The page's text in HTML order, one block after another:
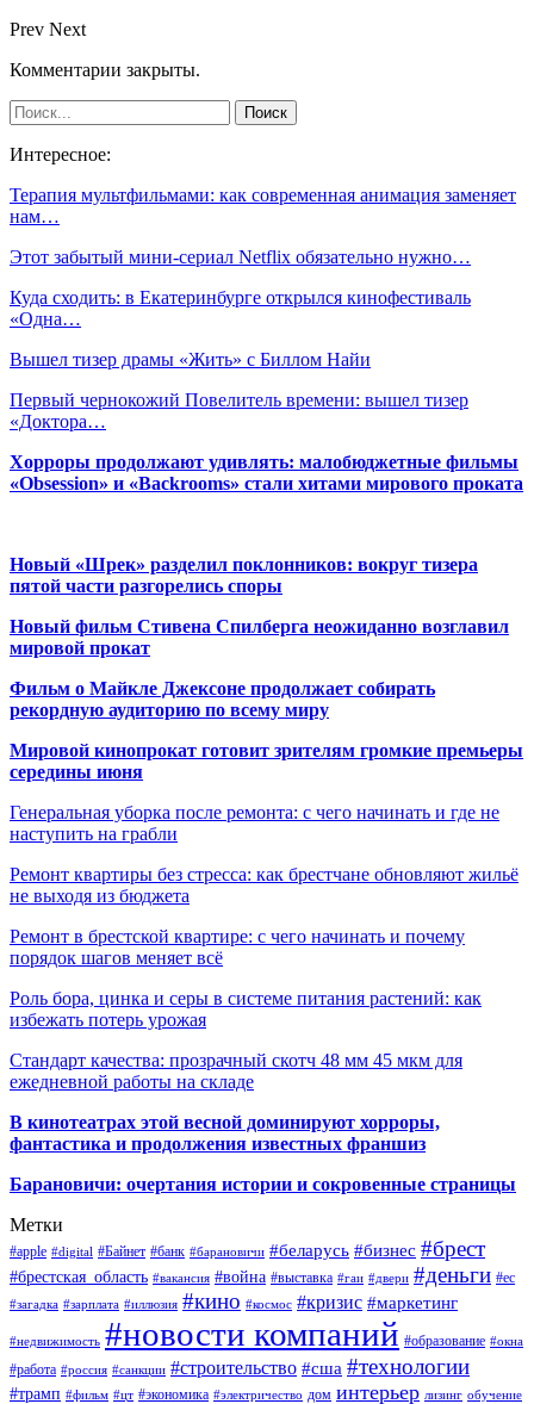
Prev Next
Комментарии закрыты.
Интересное:
Терапия мультфильмами: как современная анимация заменяет
нам…
Этот забытый мини-сериал Netflix обязательно нужно…
Куда сходить: в Екатеринбурге открылся кинофестиваль
«Одна…
Вышел тизер драмы «Жить» с Биллом Найи
Первый чернокожий Повелитель времени: вышел тизер
«Доктора…
Хорроры продолжают удивлять: малобюджетные фильмы
«Obsession» и «Backrooms» стали хитами мирового проката
Новый «Шрек» разделил поклонников: вокруг тизера
пятой части разгорелись споры
Новый фильм Стивена Спилберга неожиданно возглавил
мировой прокат
Фильм о Майкле Джексоне продолжает собирать
рекордную аудиторию по всему миру
Мировой кинопрокат готовит зрителям громкие премьеры
середины июня
Генеральная уборка после ремонта: с чего начинать и где не
наступить на грабли
Ремонт квартиры без стресса: как брестчане обновляют жильё
не выходя из бюджета
Ремонт в брестской квартире: с чего начинать и почему
порядок шагов меняет всё
Роль бора, цинка и серы в системе питания растений: как
избежать потерь урожая
Стандарт качества: прозрачный скотч 48 мм 45 мкм для
ежедневной работы на складе
В кинотеатрах этой весной доминируют хорроры,
фантастика и продолжения известных франшиз
Барановичи: очертания истории и сокровенные страницы
Метки
#apple #digital #Байнет #банк #барановичи #беларусь #бизнес #брест
#брестская_область #вакансия #война #выставка #гаи #двери #деньги #ес
#загадка #зарплата #иллюзия #кино #космос #кризис #маркетинг
#недвижимость #новости компаний #образование #окна
#работа #россия #санкции #строительство #сша #технологии
#трамп #фильм #цт #экономика #электричество дом интерьер лизинг обучение